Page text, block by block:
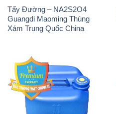
Tẩy Đường – NA2S2O4
Guangdi Maoming Thùng
Xám Trung Quốc China